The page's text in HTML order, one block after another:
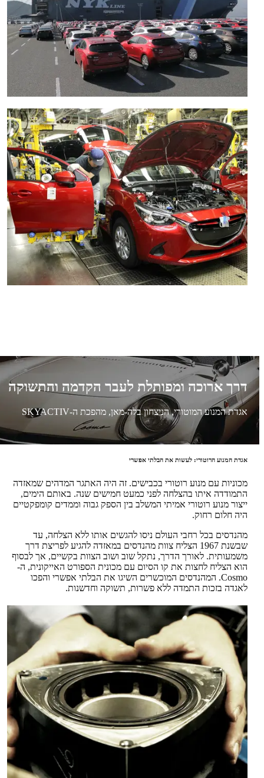
דרך ארוכה ומפותלת לעבר הקדמה והתשוקה
אגדת המנוע המוטורי, הניצחון בלה-מאן, מהפכת ה-SKYACTIV
אגדת המנוע הרוטורי: לעשות את הבלתי אפשרי
מכוניות עם מנוע רוטורי בכבישים. זה היה האתגר המדהים שמאזדה
התמודדה איתו בהצלחה לפני כמעט חמישים שנה. באותם הימים,
ייצור מנוע רוטורי אמיתי המשלב בין הספק גבוה וממדים קומפקטיים
היה חלום רחוק.
מהנדסים בכל רחבי העולם ניסו להגשים אותו ללא הצלחה, עד
שבשנת 1967 הצליח צוות מהנדסים במאזדה להגיע לפריצת דרך
משמעותית. לאורך הדרך, נתקל שוב ושוב הצוות בקשיים, אך לבסוף
הוא הצליח לחצות את קו הסיום עם מכונית הספורט האייקונית, ה-
Cosmo. המהנדסים המוכשרים השיגו את הבלתי אפשרי והפכו
לאגדה בזכות התמדה ללא פשרות, תשוקה וחדשנות.